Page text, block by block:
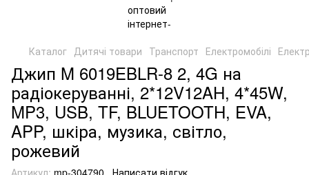
Каталог Дитячі товари Транспорт Електромобілі
Джип M 6019EBLR-8 2, 4G на
радіокеруванні, 2*12V12AH, 4*45W,
MP3, USB, TF, BLUETOOTH, EVA,
APP, шкіра, музика, світло,
рожевий
Артикул: mp-304790 Написати відгук